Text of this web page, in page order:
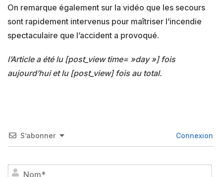
On remarque également sur la vidéo que les secours
sont rapidement intervenus pour maîtriser l’incendie
spectaculaire que l’accident a provoqué.
l’Article a été lu [post_view time= »day »] fois
aujourd’hui et lu [post_view] fois au total.
S’abonner Connexion